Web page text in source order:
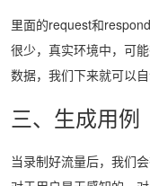
里面的request和
很少，真实环境中，可
数据，我们下来就可以
三、生成用例
当录制好流量后，我们